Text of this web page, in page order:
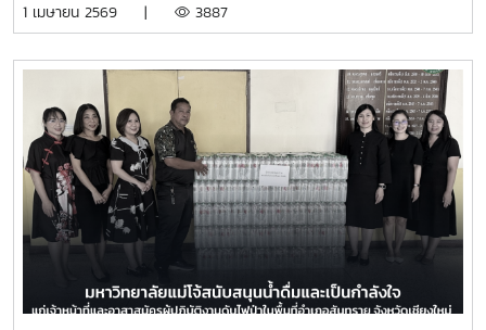
ณ วันที่ 30 มีนาคม 2569
1 เมษายน 2569 | 3887